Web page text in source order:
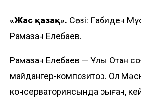
«Жас қазақ». Сөзі: Ғабиден
Рамазан Елебаев.
Рамазан Елебаев — Ұлы Отан
майдангер-композитор. Ол
консерваториясында оқыған,